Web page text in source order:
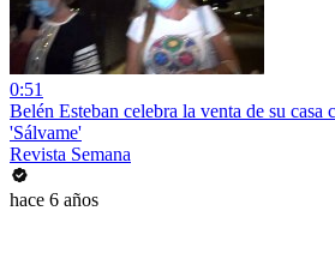
0:51
Belén Esteban celebra la venta de su casa
'Sálvame'
Revista Semana
hace 6 años